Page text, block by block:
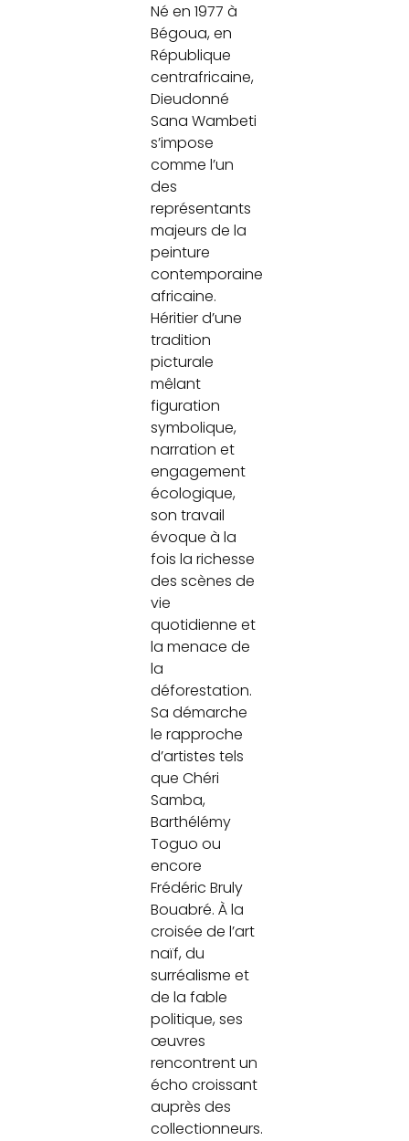
Né en 1977 à
Bégoua, en
République
centrafricaine,
Dieudonné
Sana Wambeti
s’impose
comme l’un
des
représentants
majeurs de la
peinture
contemporaine
africaine.
Héritier d’une
tradition
picturale
mêlant
figuration
symbolique,
narration et
engagement
écologique,
son travail
évoque à la
fois la richesse
des scènes de
vie
quotidienne et
la menace de
la
déforestation.
Sa démarche
le rapproche
d’artistes tels
que Chéri
Samba,
Barthélémy
Toguo ou
encore
Frédéric Bruly
Bouabré. À la
croisée de l’art
naïf, du
surréalisme et
de la fable
politique, ses
œuvres
rencontrent un
écho croissant
auprès des
collectionneurs.